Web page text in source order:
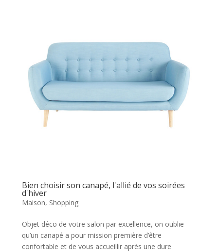
Bien choisir son canapé, l'allié de vos soirées
d'hiver
Maison, Shopping
Objet déco de votre salon par excellence, on oublie
qu’un canapé a pour mission première d’être
confortable et de vous accueillir après une dure